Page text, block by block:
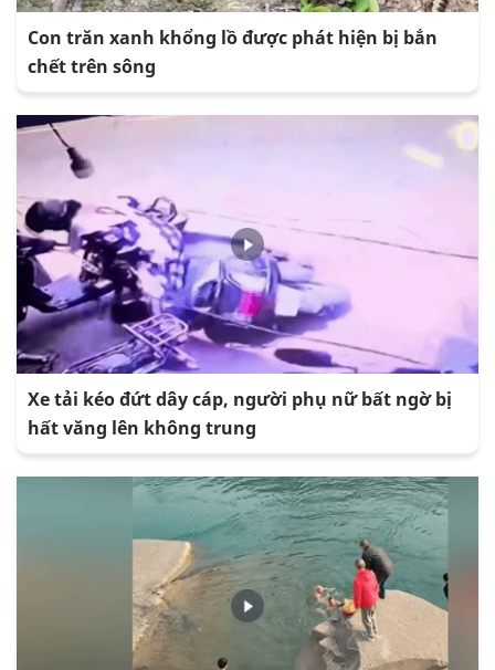
Con trăn xanh khổng lồ được phát hiện bị bắn
chết trên sông
Xe tải kéo đứt dây cáp, người phụ nữ bất ngờ bị
hất văng lên không trung